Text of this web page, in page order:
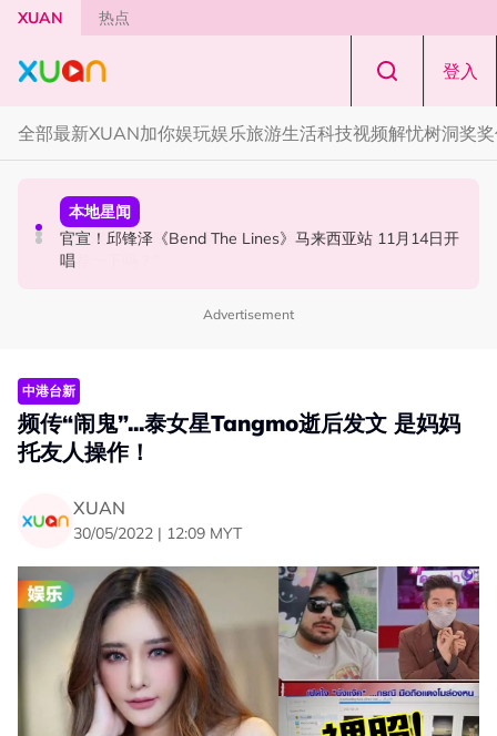
Skip to main content
XUAN 热点
登入
全部最新XUAN加你娱玩娱乐旅游生活科技视频解忧树洞奖
中港台新
63岁关之琳被曝新男友小她36岁！亲自发文回应 “奶孙恋”
中港台新
范玮琪大马开唱！一家四口来马 黑人公开寻美食介绍“可以
推荐一下吗？”
本地星闻
官宣！邱锋泽《Bend The Lines》马来西亚站 11月14日开
唱
Advertisement
中港台新
频传“闹鬼”...泰女星Tangmo逝后发文 是妈妈
托友人操作！
XUAN
30/05/2022 | 12:09 MYT